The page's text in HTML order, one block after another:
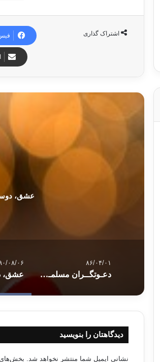
اشتراک گذاری
عشق،
۸۶/۰۴/۰۱
دعـوتگــران مسلمـان در اطاعت الله
۹۰/۰۸/
دیدگاهتان را بنویسید
نشانی ایمیل شما منتشر نخواهد شد. بخش‌های